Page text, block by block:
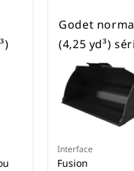
Godet
(4,25 yd³)
Interface
Fusion